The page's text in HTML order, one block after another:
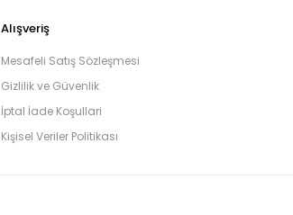
Alışveriş
Mesafeli Satış Sözleşmesi
Gizlilik ve Güvenlik
İptal İade Koşullari
Kişisel Veriler Politikası